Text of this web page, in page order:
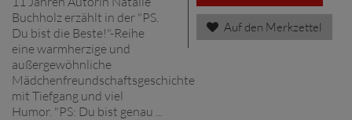
Buchholz erzählt in der "PS.
Du bist die Beste!"-Reihe
eine warmherzige und
außergewöhnliche
Mädchenfreundschaftsgeschichte
mit Tiefgang und viel
Humor. "PS: Du bist genau ...
Auf den Merkzettel